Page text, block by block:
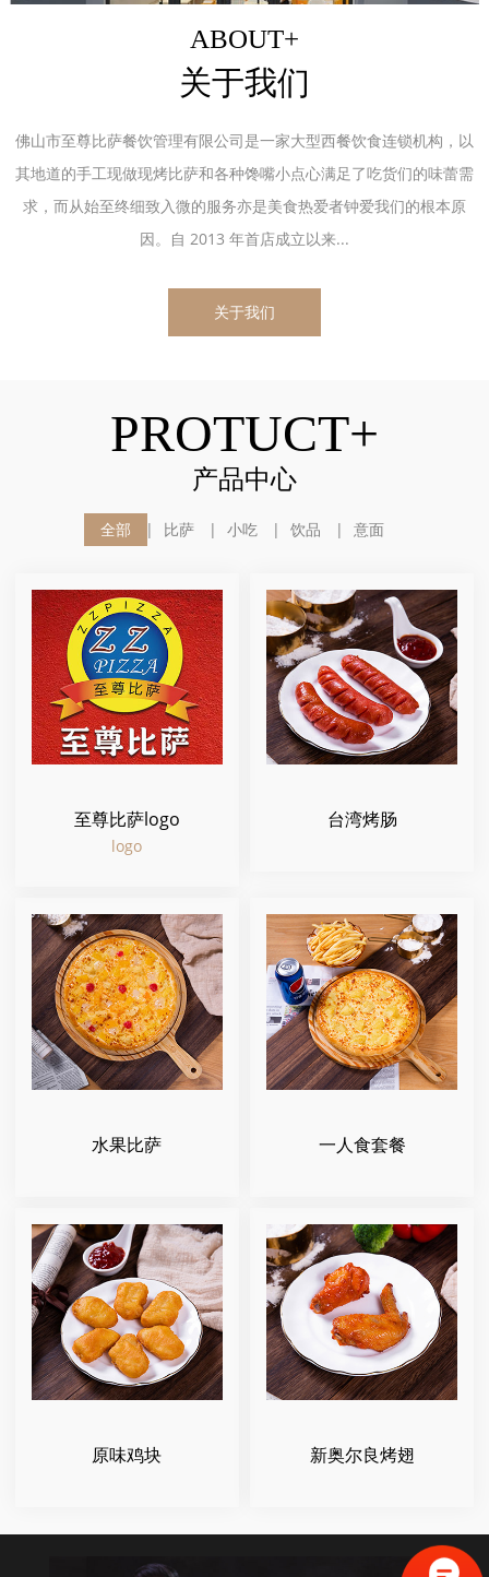
ABOUT+
关于我们
佛山市至尊比萨餐饮管理有限公司是一家大型西餐饮食连锁机构，以
其地道的手工现做现烤比萨和各种馋嘴小点心满足了吃货们的味蕾需
求，而从始至终细致入微的服务亦是美食热爱者钟爱我们的根本原
因。自 2013 年首店成立以来...
关于我们
PROTUCT+
产品中心
全部 比萨 小吃 饮品 意面
至尊比萨logo
logo
台湾烤肠
水果比萨 一人食套餐
原味鸡块 新奥尔良烤翅